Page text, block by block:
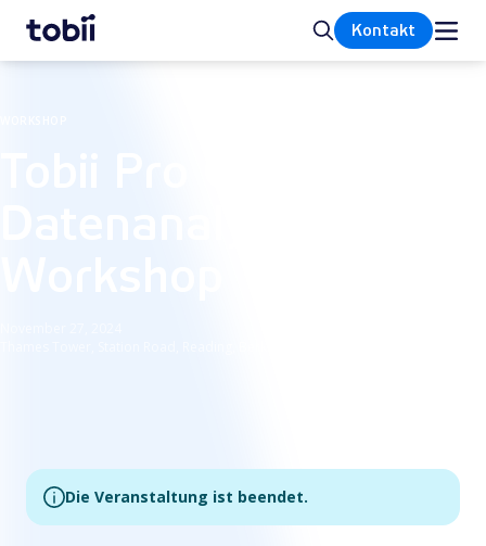
Startseite SucheKontakt
Die Veranstaltung ist beendet.